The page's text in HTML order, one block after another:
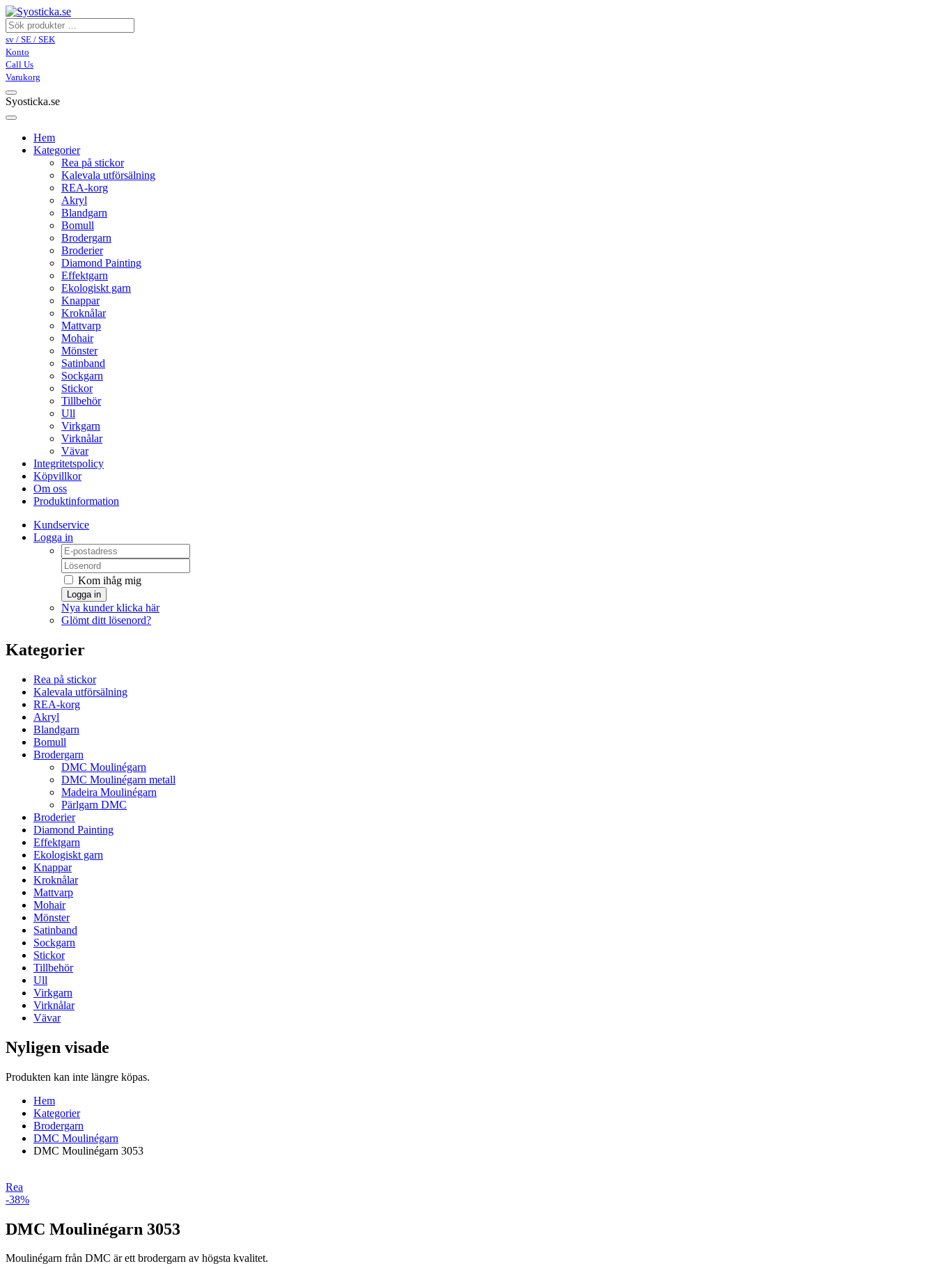
sv / SE / SEK
Konto
Call Us
Varukorg
Syosticka.se
Hem
Kategorier
Rea på stickor
Kalevala utförsälning
REA-korg
Akryl
Blandgarn
Bomull
Brodergarn
Broderier
Diamond Painting
Effektgarn
Ekologiskt garn
Knappar
Kroknålar
Mattvarp
Mohair
Mönster
Satinband
Sockgarn
Stickor
Tillbehör
Ull
Virkgarn
Virknålar
Vävar
Integritetspolicy
Köpvillkor
Om oss
Produktinformation
Kundservice
Logga in
Kom ihåg mig
Logga in
Nya kunder klicka här
Glömt ditt lösenord?
Kategorier
Rea på stickor
Kalevala utförsälning
REA-korg
Akryl
Blandgarn
Bomull
Brodergarn
DMC Moulinégarn
DMC Moulinégarn metall
Madeira Moulinégarn
Pärlgarn DMC
Broderier
Diamond Painting
Effektgarn
Ekologiskt garn
Knappar
Kroknålar
Mattvarp
Mohair
Mönster
Satinband
Sockgarn
Stickor
Tillbehör
Ull
Virkgarn
Virknålar
Vävar
Nyligen visade
Produkten kan inte längre köpas.
Hem
Kategorier
Brodergarn
DMC Moulinégarn
DMC Moulinégarn 3053
Rea
-38%
DMC Moulinégarn 3053
Moulinégarn från DMC är ett brodergarn av högsta kvalitet.